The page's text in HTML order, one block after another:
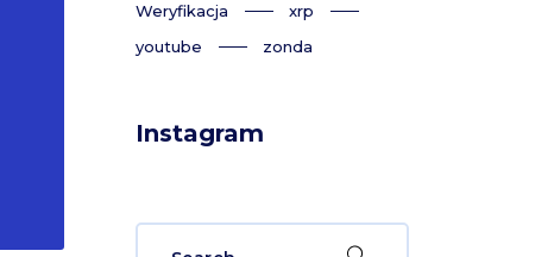
Weryfikacja
xrp
youtube
zonda
Instagram